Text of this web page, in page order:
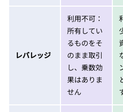
レバレッジ
利用不可：
所有してい
るものをそ
のまま取引
し、乗数効
果はありま
せん